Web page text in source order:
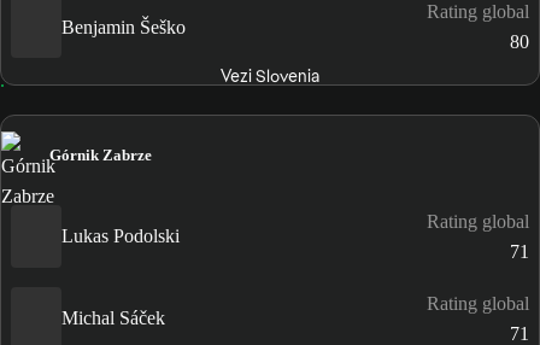
Benjamin Šeško
Rating global
80
Vezi Slovenia
Górnik Zabrze
Lukas Podolski
Rating global
71
Michal Sáček
Rating global
71